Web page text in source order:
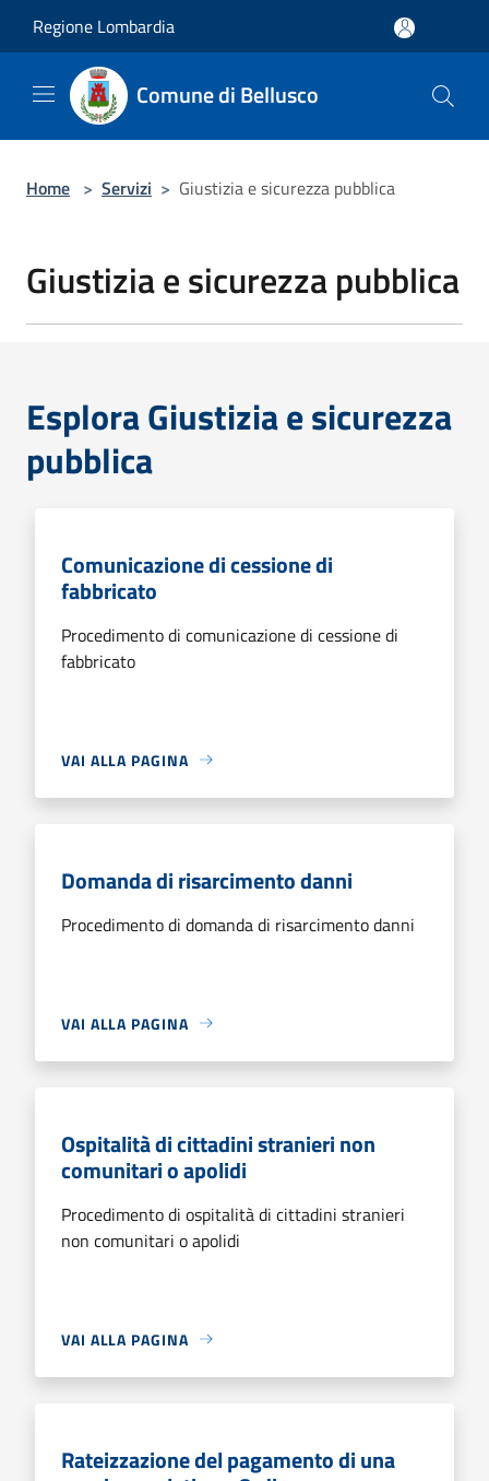
Regione Lombardia
Comune di Bellusco
Home > Servizi > Giustizia e sicurezza pubblica
Giustizia e sicurezza pubblica
Esplora Giustizia e sicurezza
pubblica
Comunicazione di cessione di
fabbricato
Procedimento di comunicazione di cessione di
fabbricato
VAI ALLA PAGINA
Domanda di risarcimento danni
Procedimento di domanda di risarcimento danni
VAI ALLA PAGINA
Ospitalità di cittadini stranieri non
comunitari o apolidi
Procedimento di ospitalità di cittadini stranieri
non comunitari o apolidi
VAI ALLA PAGINA
Rateizzazione del pagamento di una